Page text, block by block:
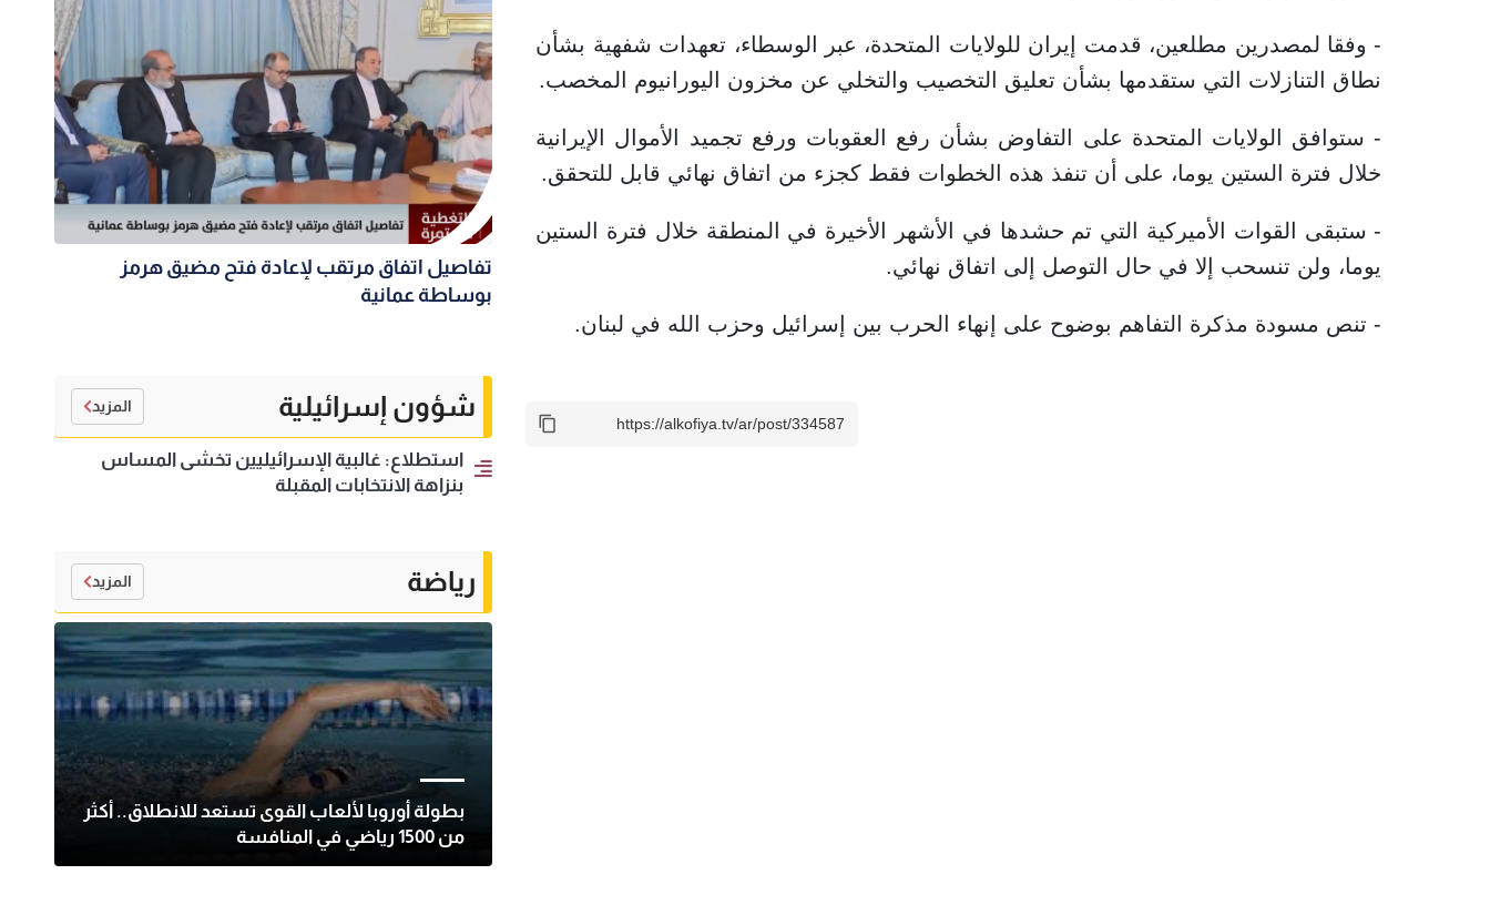
- وفقا لمصدرين مطلعين، قدمت إيران للولايات المتحدة، عبر الوسطاء، تعهدات شفهية بشأن
نطاق التنازلات التي ستقدمها بشأن تعليق التخصيب والتخلي عن مخزون اليورانيوم المخصب.
- ستوافق الولايات المتحدة على التفاوض بشأن رفع العقوبات ورفع تجميد الأموال الإيرانية
خلال فترة الستين يوما، على أن تنفذ هذه الخطوات فقط كجزء من اتفاق نهائي قابل للتحقق.
- ستبقى القوات الأميركية التي تم حشدها في الأشهر الأخيرة في المنطقة خلال فترة الستين
يوما، ولن تنسحب إلا في حال التوصل إلى اتفاق نهائي.
- تنص مسودة مذكرة التفاهم بوضوح على إنهاء الحرب بين إسرائيل وحزب الله في لبنان.
تفاصيل اتفاق مرتقب لإعادة فتح مضيق هرمز
بوساطة عمانية
شؤون إسرائيلية المزيد
استطلاع: غالبية الإسرائيليين تخشى المساس
بنزاهة الانتخابات المقبلة
رياضة المزيد
بطولة أوروبا لألعاب القوى تستعد للانطلاق.. أكثر
من 1500 رياضي في المنافسة